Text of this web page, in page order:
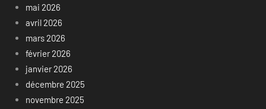
mai 2026
avril 2026
mars 2026
février 2026
janvier 2026
décembre 2025
novembre 2025